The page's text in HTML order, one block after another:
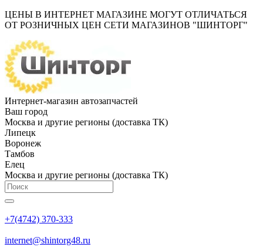
ЦЕНЫ В ИНТЕРНЕТ МАГАЗИНЕ МОГУТ ОТЛИЧАТЬСЯ
ОТ РОЗНИЧНЫХ ЦЕН СЕТИ МАГАЗИНОВ "ШИНТОРГ"
Интернет-магазин автозапчастей
Ваш город
Москва и другие регионы (доставка ТК)
Липецк
Воронеж
Тамбов
Елец
Москва и другие регионы (доставка ТК)
+7(4742) 370-333
internet@shintorg48.ru